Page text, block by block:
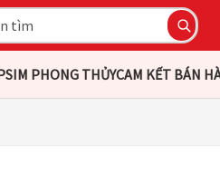
SIM PHONG THỦYCAM KẾT BÁN